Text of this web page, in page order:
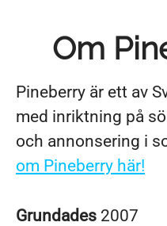
Om
Pineberry är ett av
med inriktning på
och annonsering i
om Pineberry här!
Grundades 2007